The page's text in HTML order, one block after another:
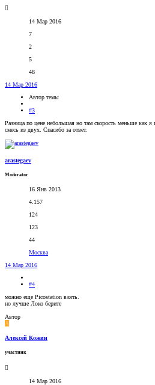
14 Мар 2016
7
2
5
48
14 Мар 2016
Автор темы
#3
Разница по цене небольшая но там скорость меньше как я
смесь из двух. Спасибо за ответ.
arastegaev
Moderator
16 Янв 2013
4.157
124
123
44
Москва
14 Мар 2016
#4
можно еще Picostation взять.
но лучше Локо берите
Автор
А
Алексей Кожин
участник
14 Мар 2016